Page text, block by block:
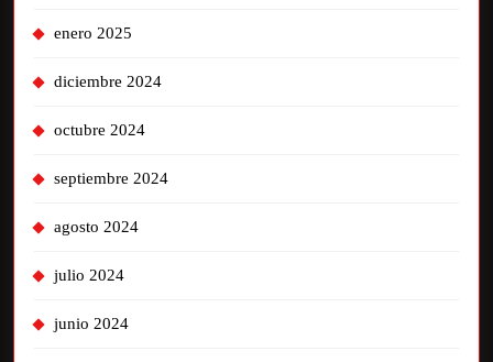
enero 2025
diciembre 2024
octubre 2024
septiembre 2024
agosto 2024
julio 2024
junio 2024